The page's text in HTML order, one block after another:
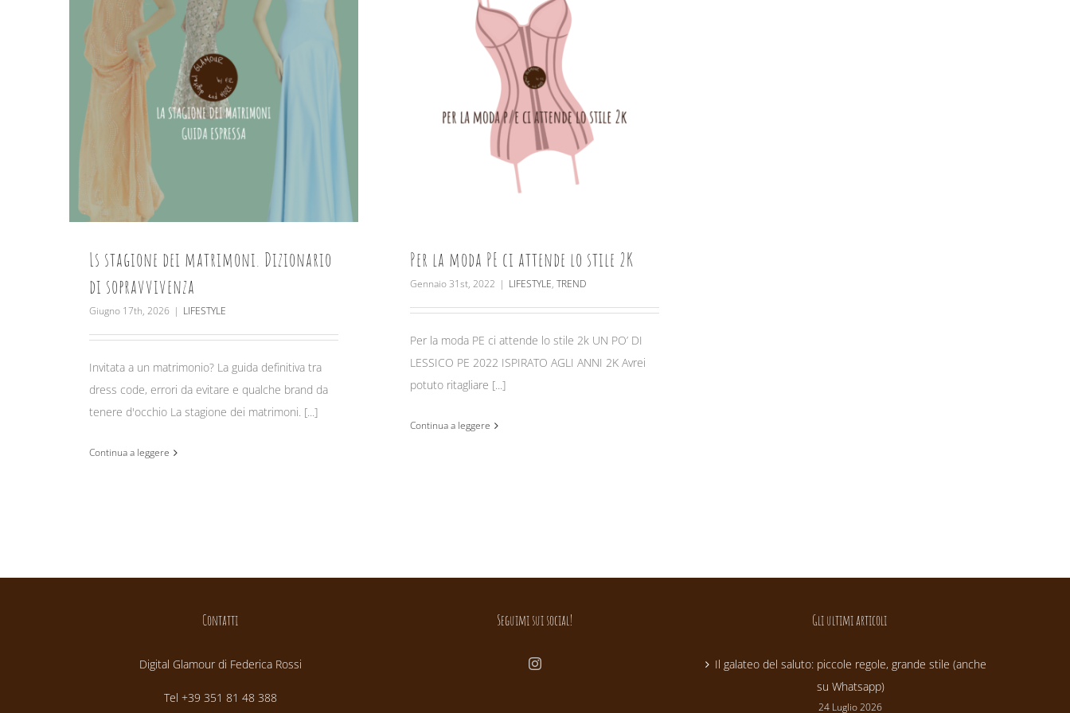
Ls stagione dei matrimoni. Dizionario di
Ls stagione dei matrimoni. Dizionario
di sopravvivenza
Giugno 17th, 2026 | LIFESTYLE
Invitata a un matrimonio? La guida definitiva tra
dress code, errori da evitare e qualche brand da
tenere d'occhio La stagione dei matrimoni. [...]
Continua a leggere
Per la moda PE ci attende lo stile 2K
Gennaio 31st, 2022 | LIFESTYLE, TREND
Per la moda PE ci attende lo stile 2k UN PO’ DI
LESSICO PE 2022 ISPIRATO AGLI ANNI 2K Avrei
potuto ritagliare [...]
Continua a leggere
Contatti
Digital Glamour di Federica Rossi
Tel +39 351 81 48 388
Seguimi sui social! Gli ultimi articoli
Il galateo del saluto: piccole regole, grande stile (anche
su Whatsapp)
24 Luglio 2026